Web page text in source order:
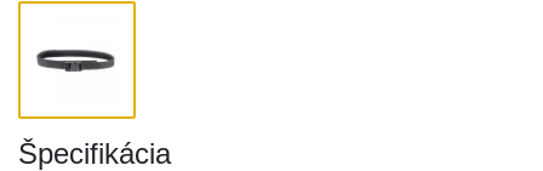
Špecifikácia